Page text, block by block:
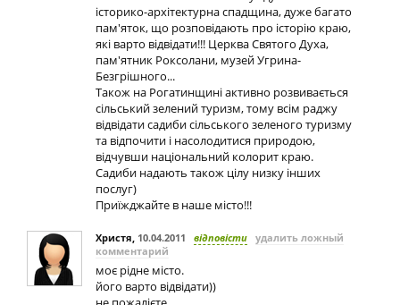
історико-архітектурна спадщина, дуже багато
пам'яток, що розповідають про історію краю,
які варто відвідати!!! Церква Святого Духа,
пам'ятник Роксолани, музей Угрина-
Безгрішного...
Також на Рогатинщині активно розвивається
сільський зелений туризм, тому всім раджу
відвідати садиби сільського зеленого туризму
та відпочити і насолодитися природою,
відчувши національний колорит краю.
Садиби надають також цілу низку інших
послуг)
Приїжджайте в наше місто!!!
Христя, 10.04.2011 відповісти удалить ложный
комментарий
моє рідне місто.
його варто відвідати))